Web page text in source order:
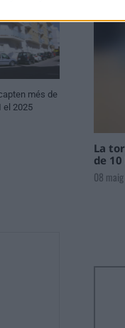
més de
el 2025
La
de
08